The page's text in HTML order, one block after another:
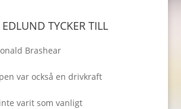
TYCKER TILL
Brashear
var också en drivkraft
varit som vanligt